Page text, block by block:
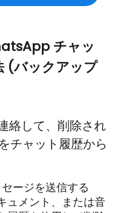
チャッ
(バックアップ
絡して、削除され
チャット履歴から
ージを送信する
ュメント、または音